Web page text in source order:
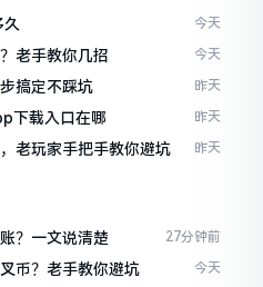
今天
老手教你几招 今天
搞定不踩坑 昨天
下载入口在哪 昨天
老玩家手把手教你避坑 昨天
？一文说清楚 27分钟前
币？老手教你避坑 今天